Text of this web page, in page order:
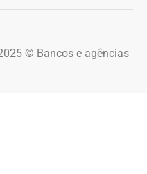
© Bancos e agências